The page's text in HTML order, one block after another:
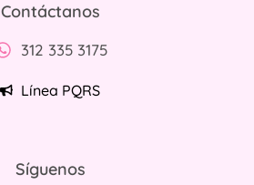
Contáctanos
312 335 3175
Línea PQRS
Síguenos